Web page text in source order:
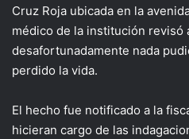
Cruz Roja ubicada en la
médico de la institución revisó
desafortunadamente nada
perdido la vida.
El hecho fue notificado a la
hicieran cargo de las